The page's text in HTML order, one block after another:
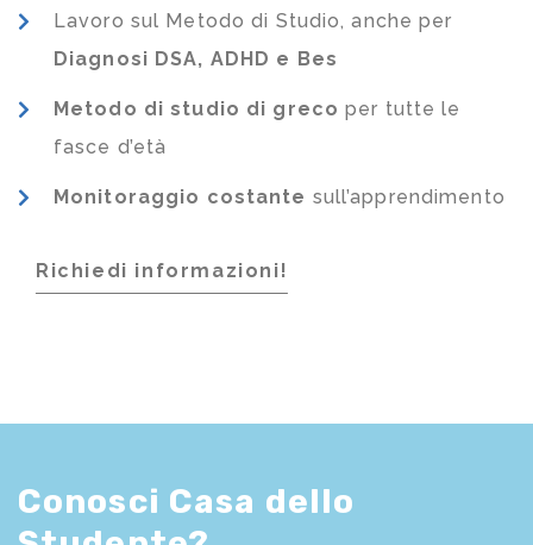
Lavoro sul Metodo di Studio, anche per
Diagnosi DSA, ADHD e Bes
Metodo di studio di greco per tutte le
fasce d’età
Monitoraggio costante sull’apprendimento
Richiedi informazioni!
Conosci Casa dello